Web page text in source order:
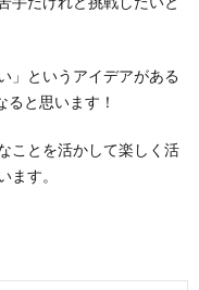
」というアイデアがある
と思います！
ことを活かして楽しく活
ます。